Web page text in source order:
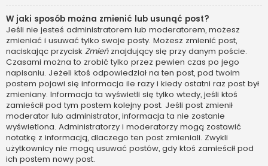
W jaki sposób można zmienić lub usunąć post?
Jeśli nie jesteś administratorem lub moderatorem, możesz
zmieniać i usuwać tylko swoje posty. Możesz zmienić post,
naciskając przycisk Zmieńznajdujący się przy danym poście.
Czasami można to zrobić tylko przez pewien czas po jego
napisaniu. Jeżeli ktoś odpowiedział na ten post, pod twoim
postem pojawi się informacja ile razy i kiedy ostatni raz post był
zmieniany. Informacja ta wyświetli się tylko wtedy, jeśli ktoś
zamieścił pod tym postem kolejny post. Jeśli post zmienił
moderator lub administrator, informacja ta nie zostanie
wyświetlona. Administratorzy i moderatorzy mogą zostawić
notatkę z informacją, dlaczego ten post zmieniali. Zwykli
użytkownicy nie mogą usuwać postów, gdy ktoś zamieścił pod
ich postem nowy post.